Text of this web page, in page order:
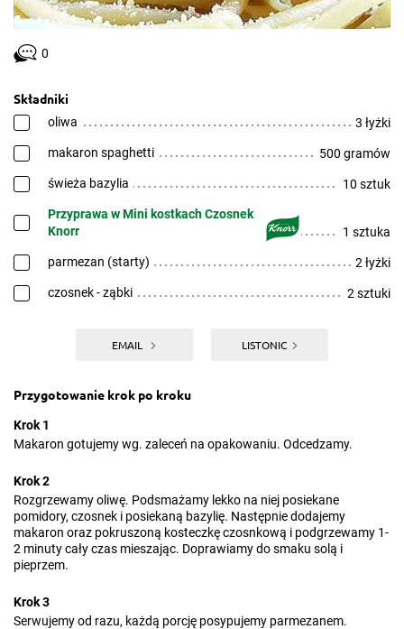
0
Składniki
oliwa 3 łyżki
makaron spaghetti 500 gramów
świeża bazylia 10 sztuk
Przyprawa w Mini kostkach Czosnek
Knorr
1 sztuka
parmezan (starty) 2 łyżki
czosnek - ząbki 2 sztuki
EMAIL LISTONIC
Przygotowanie krok po kroku
Krok 1
Makaron gotujemy wg. zaleceń na opakowaniu. Odcedzamy.
Krok 2
Rozgrzewamy oliwę. Podsmażamy lekko na niej posiekane
pomidory, czosnek i posiekaną bazylię. Następnie dodajemy
makaron oraz pokruszoną kosteczkę czosnkową i podgrzewamy 1-
2 minuty cały czas mieszając. Doprawiamy do smaku solą i
pieprzem.
Krok 3
Serwujemy od razu, każdą porcję posypujemy parmezanem.